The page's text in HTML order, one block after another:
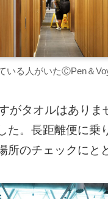
いる人がいたⒸPen＆
がタオルはありま
た。長距離便に乗
のチェックにと